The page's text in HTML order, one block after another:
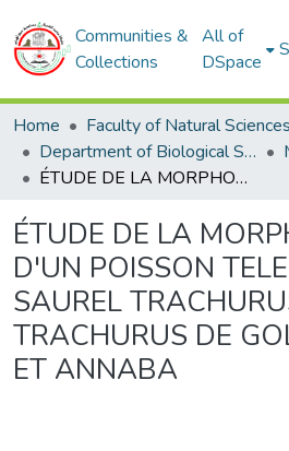
Communities &
Collections
All of
DSpace
Home
Department of Biological Sciences
ÉTUDE DE LA MORPHOMETRIE D'UN POISSON TELEOSTEEN LE SAUREL TRACHURUS TRACHURUS DE GOLF EL KALA ET ANNABA
ÉTUDE DE LA
D'UN POISSON
SAUREL
TRACHURUS DE
ET ANNABA